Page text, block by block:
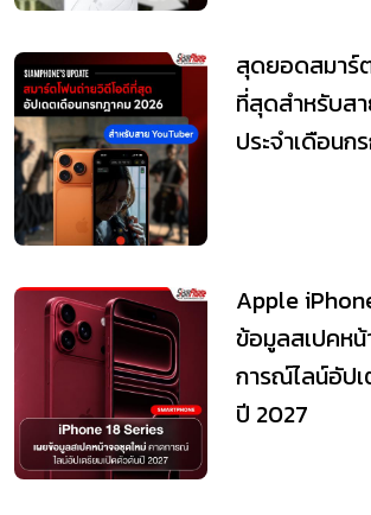
สุดยอดสมาร์
ที่สุดสำหรับส
ประจำเดือนก
Apple
ข้อมูลสเปคห
การณ์ไลน์อัป
ปี 2027